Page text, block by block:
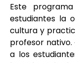
Este
estudiantes la
cultura y
profesor nativo.
a los